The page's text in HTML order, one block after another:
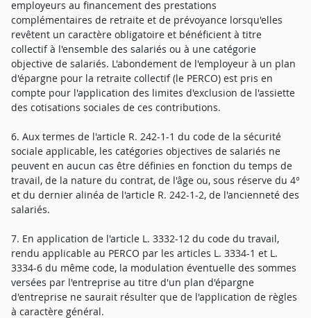
employeurs au financement des prestations
complémentaires de retraite et de prévoyance lorsqu'elles
revêtent un caractère obligatoire et bénéficient à titre
collectif à l'ensemble des salariés ou à une catégorie
objective de salariés. L'abondement de l'employeur à un plan
d'épargne pour la retraite collectif (le PERCO) est pris en
compte pour l'application des limites d'exclusion de l'assiette
des cotisations sociales de ces contributions.
6. Aux termes de l'article R. 242-1-1 du code de la sécurité
sociale applicable, les catégories objectives de salariés ne
peuvent en aucun cas être définies en fonction du temps de
travail, de la nature du contrat, de l'âge ou, sous réserve du 4°
et du dernier alinéa de l'article R. 242-1-2, de l'ancienneté des
salariés.
7. En application de l'article L. 3332-12 du code du travail,
rendu applicable au PERCO par les articles L. 3334-1 et L.
3334-6 du même code, la modulation éventuelle des sommes
versées par l'entreprise au titre d'un plan d'épargne
d'entreprise ne saurait résulter que de l'application de règles
à caractère général.